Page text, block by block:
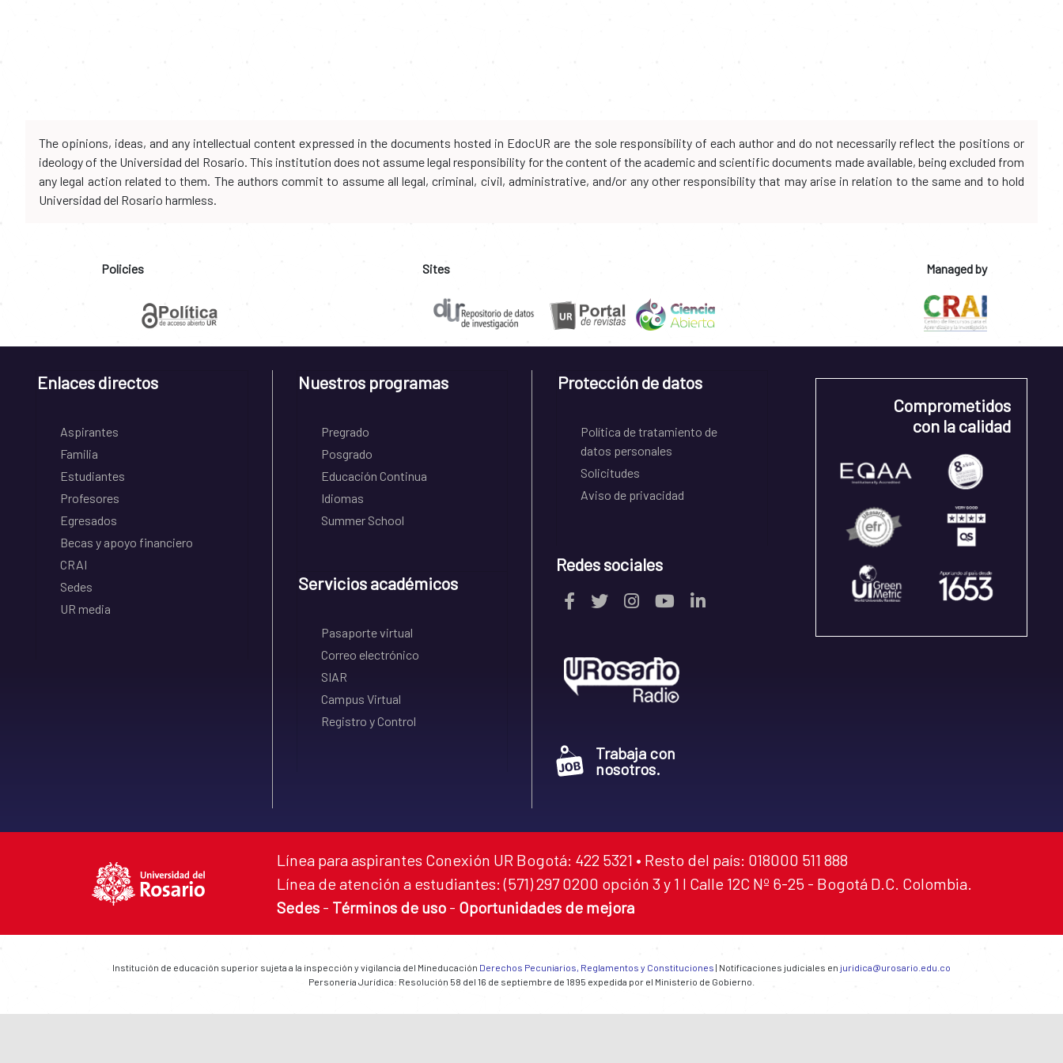
The opinions, ideas, and any intellectual content expressed in the documents hosted in EdocUR are the sole responsibility of each author and do not necessarily reflect the positions or
ideology of the Universidad del Rosario. This institution does not assume legal responsibility for the content of the academic and scientific documents made available, being excluded from
any legal action related to them. The authors commit to assume all legal, criminal, civil, administrative, and/or any other responsibility that may arise in relation to the same and to hold
Universidad del Rosario harmless.
Policies Sites Managed by
Enlaces directos
Aspirantes
Familia
Estudiantes
Profesores
Egresados
Becas y apoyo financiero
CRAI
Sedes
UR media
Nuestros programas
Pregrado
Posgrado
Educación Continua
Idiomas
Summer School
Servicios académicos
Pasaporte virtual
Correo electrónico
SIAR
Campus Virtual
Registro y Control
Protección de datos
Política de tratamiento de
datos personales
Solicitudes
Aviso de privacidad
Redes sociales
Trabaja con
nosotros.
Comprometidos
con la calidad
Línea para aspirantes Conexión UR Bogotá: 422 5321 • Resto del país: 018000 511 888
Línea de atención a estudiantes: (571) 297 0200 opción 3 y 1 I Calle 12C Nº 6-25 - Bogotá D.C. Colombia.
Sedes - Términos de uso - Oportunidades de mejora
Institución de educación superior sujeta a la inspección y vigilancia del Mineducación Derechos Pecuniarios, Reglamentos y Constituciones | Notificaciones judiciales en juridica@urosario.edu.co
Personería Jurídica: Resolución 58 del 16 de septiembre de 1895 expedida por el Ministerio de Gobierno.